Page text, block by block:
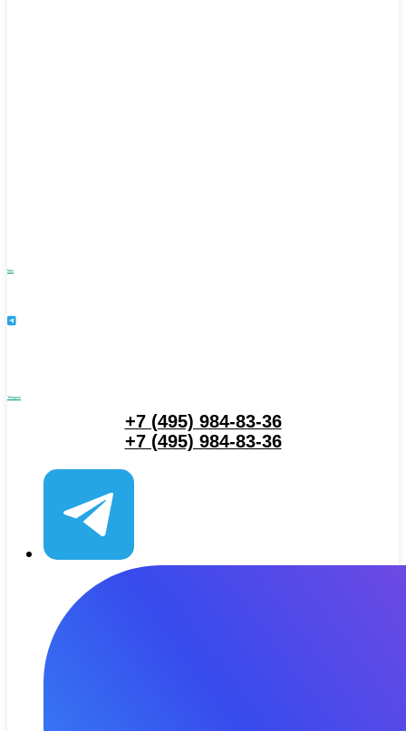
Max
Telegram
+7 (495) 984-83-36
+7 (495) 984-83-36